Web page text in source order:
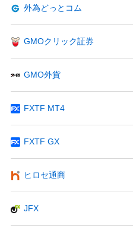
外為どっとコム
GMOクリック証券
GMO外貨
FXTF MT4
FXTF GX
ヒロセ通商
JFX